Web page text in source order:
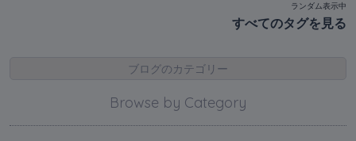
ランダム表示中
すべてのタグを見る
ブログのカテゴリー
Browse by Category